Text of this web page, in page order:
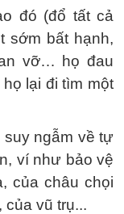
đó (đổ tất cả
sớm bất hạnh,
vỡ… họ đau
lại đi tìm một
suy ngẫm về tự
ví như bảo vệ
của châu chọi
vũ trụ...